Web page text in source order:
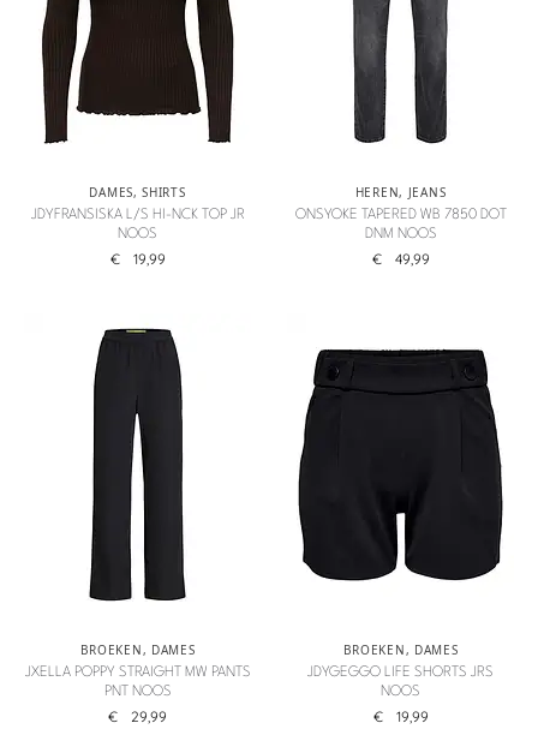
DAMES,SHIRTS
JDYFRANSISKA L/S HI-NCK TOP JR
NOOS
€ 19,99
HEREN, JEANS
ONSYOKE TAPERED WB 7850 DOT
DNM NOOS
€ 49,99
BROEKEN, DAMES
JXELLA POPPY STRAIGHT MW PANTS
PNT NOOS
€ 29,99
BROEKEN, DAMES
JDYGEGGO LIFE SHORTS JRS
NOOS
€ 19,99